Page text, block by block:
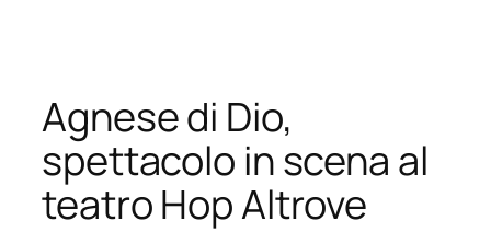
contenuto
Agnese di Dio,
spettacolo in scena al
teatro Hop Altrove